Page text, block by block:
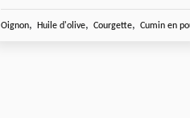
Oignon, Huile d'olive, Courgette, Cumin en